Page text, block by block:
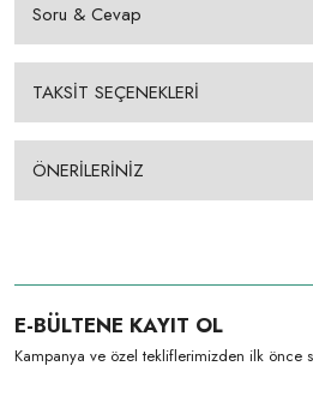
Soru & Cevap
TAKSİT SEÇENEKLERİ
ÖNERİLERİNİZ
E-BÜLTENE KAYIT OL
Kampanya ve özel tekliflerimizden ilk önce